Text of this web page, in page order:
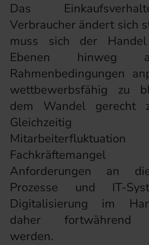
Das
Verbraucher ändert sich
muss sich der
Ebenen hinweg
Rahmenbedingungen
wettbewerbsfähig zu
dem Wandel gerecht
Gleichzeitig
Fachkräftemangel
Anforderungen an
Prozesse und IT-
Digitalisierung im
daher fortwährend
werden.